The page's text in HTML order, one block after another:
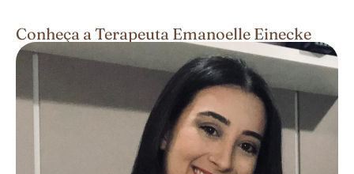
Conheça a Terapeuta Emanoelle Einecke